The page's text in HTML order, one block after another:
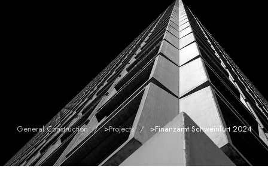
General Construction >Projects >Finanzamt Schweinfurt 2024